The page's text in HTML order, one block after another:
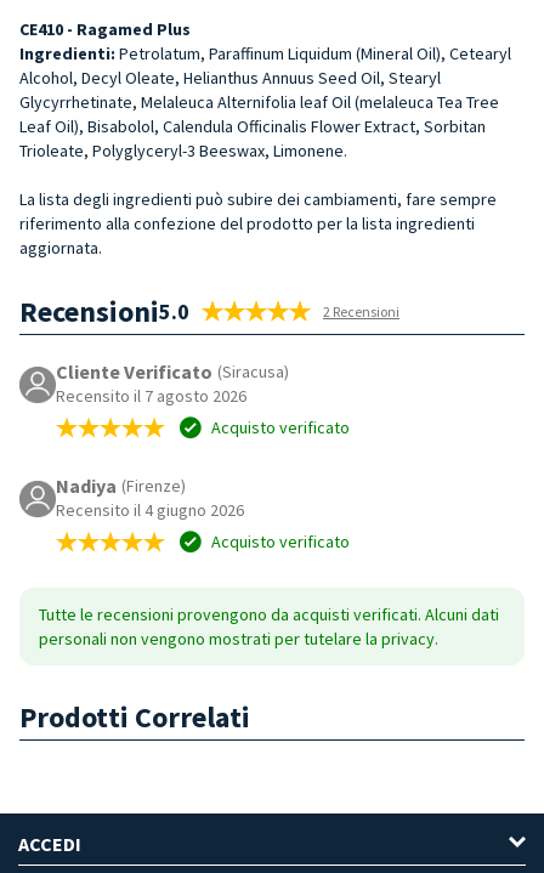
CE410 - Ragamed Plus
Ingredienti: Petrolatum, Paraffinum Liquidum (Mineral Oil), Cetearyl
Alcohol, Decyl Oleate, Helianthus Annuus Seed Oil, Stearyl
Glycyrrhetinate, Melaleuca Alternifolia leaf Oil (melaleuca Tea Tree
Leaf Oil), Bisabolol, Calendula Officinalis Flower Extract, Sorbitan
Trioleate, Polyglyceryl-3 Beeswax, Limonene.
La lista degli ingredienti può subire dei cambiamenti, fare sempre
riferimento alla confezione del prodotto per la lista ingredienti
aggiornata.
Recensioni5.0 2 Recensioni
Cliente Verificato (Siracusa)
Recensito il 7 agosto 2026
Acquisto verificato
Nadiya (Firenze)
Recensito il 4 giugno 2026
Acquisto verificato
Tutte le recensioni provengono da acquisti verificati. Alcuni dati
personali non vengono mostrati per tutelare la privacy.
Prodotti Correlati
ACCEDI